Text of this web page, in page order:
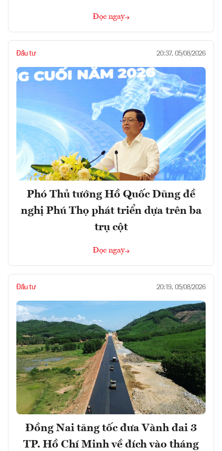
Đọc ngay
Đầu tư 20:37, 05/08/2026
Phó Thủ tướng Hồ Quốc Dũng đề
nghị Phú Thọ phát triển dựa trên ba
trụ cột
Đọc ngay
Đầu tư 20:19, 05/08/2026
Đồng Nai tăng tốc đưa Vành đai 3
TP. Hồ Chí Minh về đích vào tháng